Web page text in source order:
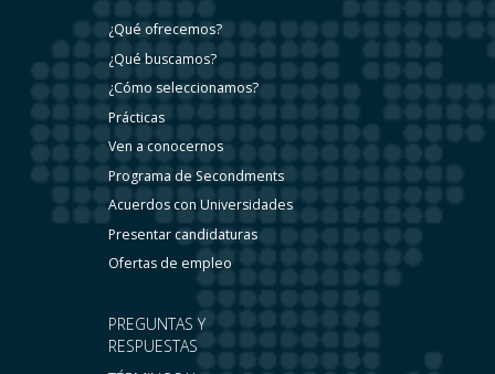
PREGUNTAS Y
RESPUESTAS
¿Qué ofrecemos?
¿Qué buscamos?
¿Cómo seleccionamos?
Prácticas
Ven a conocernos
Programa de Secondments
Acuerdos con Universidades
Presentar candidaturas
Ofertas de empleo